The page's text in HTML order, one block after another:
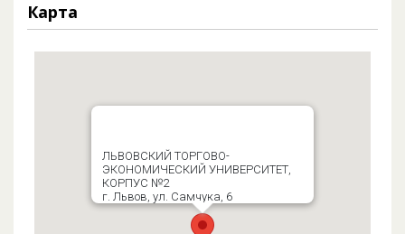
Карта
ЛЬВОВСКИЙ ТОРГОВО-
ЭКОНОМИЧЕСКИЙ УНИВЕРСИТЕТ,
КОРПУС №2
г. Львов, ул. Самчука, 6